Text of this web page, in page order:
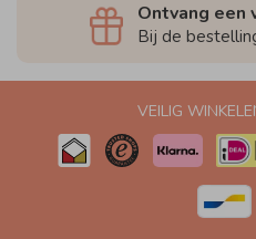
Ontvang een
Bij de
VEILIG